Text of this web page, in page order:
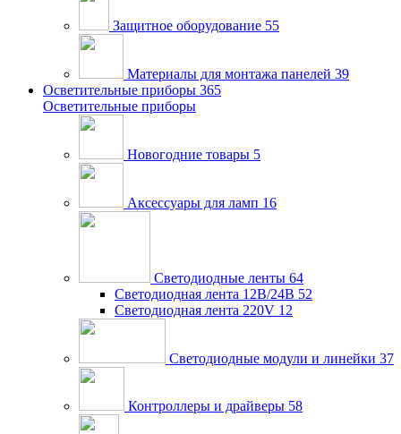
Защитное оборудование 55
Материалы для монтажа панелей 39
Осветительные приборы 365
Осветительные приборы
Новогодние товары 5
Аксессуары для ламп 16
Светодиодные ленты 64
Светодиодная лента 12В/24В 52
Светодиодная лента 220V 12
Светодиодные модули и линейки 37
Контроллеры и драйверы 58